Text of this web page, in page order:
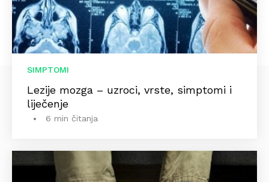
SIMPTOMI
Lezije mozga – uzroci, vrste, simptomi i
liječenje
6 min čitanja